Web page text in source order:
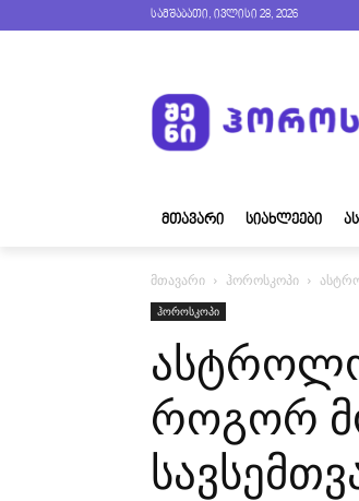
სამშაბათი, ივლისი 28, 2026
ᲛᲗᲐᲕᲐᲠᲘ ᲡᲘᲐᲮᲚᲔᲔᲑᲘ
მთავარი ჰოროსკოპი
ჰოროსკოპი
როგორ